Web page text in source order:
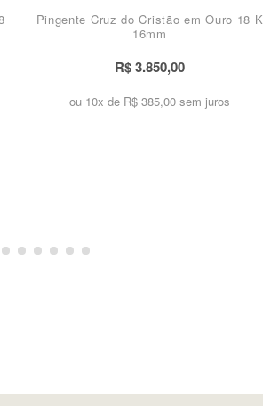
Pingente Cruz do Cristão em Ouro 18 K
16mm
R$ 3.850,00
ou 10x de R$ 385,00 sem juros